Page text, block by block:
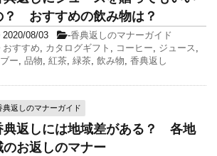
？ おすすめの飲み物は？
2020/08/03 -香典返しのマナーガイド
おすすめ
カタログギフト コーヒー ジュース
ー 品物 紅茶 緑茶 飲み物 香典返し
典返しのマナーガイド
典返しには地域差がある？ 各地
のお返しのマナー